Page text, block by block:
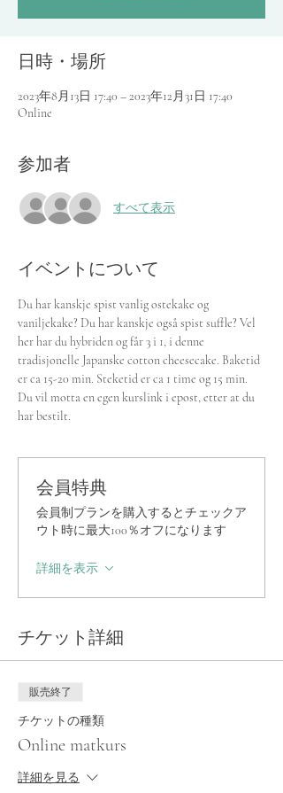
日時・場所
2023年8月13日 17:40 – 2023年12月31日 17:40
Online
参加者
すべて表示
イベントについて
Du har kanskje spist vanlig ostekake og
vaniljekake? Du har kanskje også spist suffle? Vel
her har du hybriden og får 3 i 1, i denne
tradisjonelle Japanske cotton cheesecake. Baketid
er ca 15-20 min. Steketid er ca 1 time og 15 min.
Du vil motta en egen kurslink i epost, etter at du
har bestilt.
会員特典
会員制プランを購入するとチェックア
ウト時に最大100％オフになります
詳細を表示
チケット詳細
販売終了
チケットの種類
Online matkurs
詳細を見る